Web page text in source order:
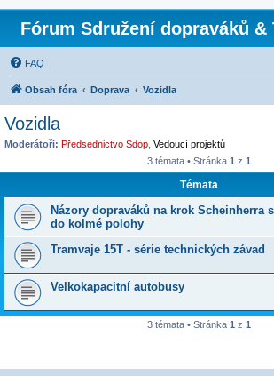
Fórum Sdružení dopraváků &
FAQ
Obsah fóra Doprava Vozidla
Vozidla
Moderátoři: Předsednictvo Sdop Vedoucí projektů
3 témata • Stránka 1 z 1
Témata
Názory dopraváků na krok Scheinherra
do kolmé polohy
Tramvaje 15T - série technických závad
Velkokapacitní autobusy
3 témata • Stránka 1 z 1